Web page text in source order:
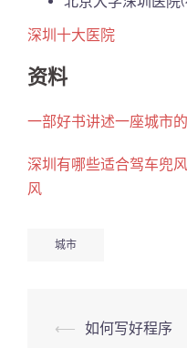
深圳十大医院
资料
一部好书讲述一座城市
深圳有哪些适合驾车兜
风
城市
Post
⟵ 如何写好程序